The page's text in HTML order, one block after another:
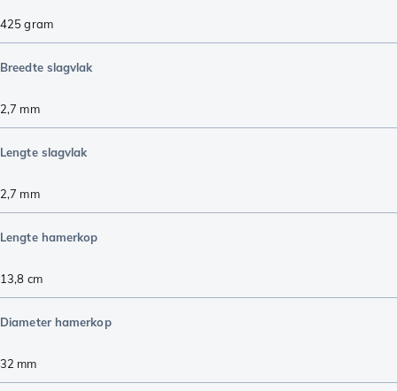
425gram
Breedte slagvlak
2,7 mm
Lengte slagvlak
2,7 mm
Lengte hamerkop
13,8 cm
Diameter hamerkop
32 mm